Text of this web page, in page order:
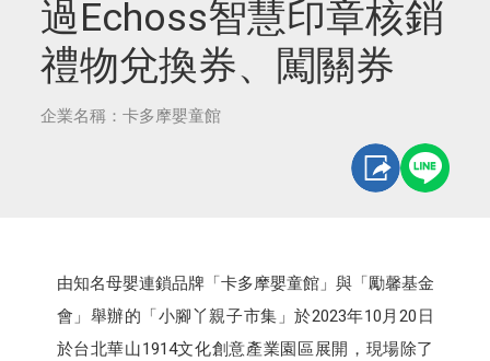
過Echoss智慧印章核銷
禮物兌換券、闖關券
企業名稱：卡多摩嬰童館
由知名母嬰連鎖品牌「卡多摩嬰童館」與「勵馨基金
會」舉辦的「小腳丫親子市集」於2023年10月20日
於台北華山1914文化創意產業園區展開，現場除了